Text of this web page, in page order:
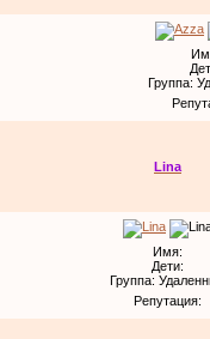
Группа:
Lina
Имя:
Дети:
Группа:
Репутация: